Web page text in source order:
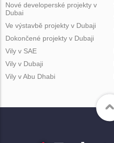
Nové developerské projekty v
Dubai
Ve výstavbě projekty v Dubaji
Dokončené projekty v Dubaji
Vily v SAE
Vily v Dubaji
Vily v Abu Dhabi